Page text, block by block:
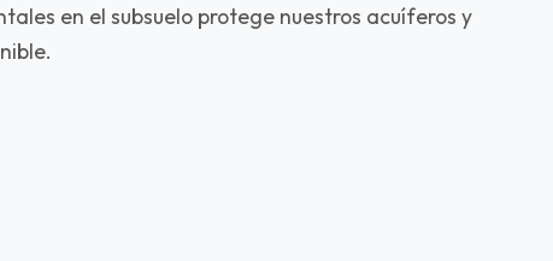
en el subsuelo protege nuestros acuíferos y